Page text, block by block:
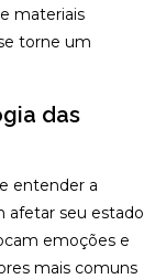
materiais
torne um
das
entender a
afetar seu estado
emoções e
mais comuns